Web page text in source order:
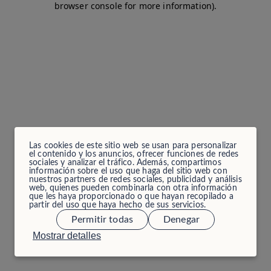
Las cookies de este sitio web se usan para personalizar
el contenido y los anuncios, ofrecer funciones de redes
sociales y analizar el tráfico. Además, compartimos
información sobre el uso que haga del sitio web con
nuestros partners de redes sociales, publicidad y análisis
web, quienes pueden combinarla con otra información
que les haya proporcionado o que hayan recopilado a
partir del uso que haya hecho de sus servicios.
Mostrar detalles
Permitir todas Denegar
browser console for more information).